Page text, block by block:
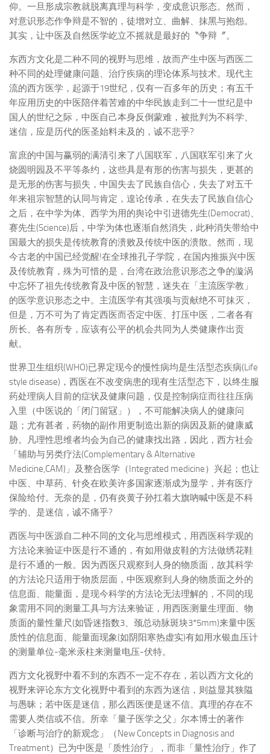
仰。一旦形成宗教就脱离真理与科学，变成意识形态。然而，
对意识形态作争辩是不智的，徒增对立、曲解、抹黑与抱怨。
其实，让中医及自然医学屹立不摇就是最好的〝争辩〞。
东西方文化是二种不同的视野与思维，故而产生中医与西医二
种不同的处理健康问题、治疗疾病的理论体系与技术。现代主
流的西方医学，起源于19世纪，仅有一百多年的历史；有五千
年应用历史的中医陪伴着苦难的中华民族走到二十一世纪是中
国人的世纪之际，中医自己本身反倒蒙难，被批判为不科学、
迷信，应是历代的医圣始料未及的，诚不悲乎?
富庶的中国与赢弱的满清引来了八国联军，八国联军引来了火
烧圆明园及不平等条约，这些具是有形的伤害与损失，更甚的
是无形的伤害与损失，中国失去了民族自信心，失去了对五千
年来祖宗智慧的认同与肯定，遑论传承，在失去了民族自信心
之后，在中学为体、西学为用的舆论中引进德先生(Democrat)、
赛先生(Science)后，中学为体也逐渐自然消失，此种消失带给中
国最大的损失是传统教育的溃败及传统中医的溃散。然而，现
今古老的中国已经觉醒!在全球推孔子学院，在国内推振兴中医
及传统教育，殊为可惜的是，台湾在政治意识形态之争的漩涡
中忘怀了祖先传统教育及中医的智慧，迷失在「主流医学教」
的医学意识形态之中。主流医学有其强项与贡献绝不可抹灭，
但是，万不可为了肯定西医而否定中医、打压中医，二者各有
所长、各有所专，应该有公平的机会共同为人类健康作出贡
献。
世界卫生组织(WHO)已界定现今的慢性病均是生活型态疾病(Life
style disease)，西医在不改变病患的现有生活型态下，以终生服
药处理病人目前的症状及健康问题，仅是控制病症而往往压病
入里（中医说的「闭门留冦」），不可能解决病人的健康问
题；尤有甚者，药物的副作用更制造出新的病因及新的健康威
胁。凡理性思维者均会为自己的健康找出路，因此，西方社会
「辅助与另类疗法(Complementary & Alternative
Medicine,CAM)」及整合医学（Integrated medicine）兴起；也让
中医、中草药、针灸在欧美许多国家逐渐成为显学，并有医疗
保险给付。无奈的是，仍有炎黄子孙扛着大旗吶喊中医是不科
学的、是迷信，诚不痛乎?
西医与中医源自二种不同的文化与思维模式，用西医科学观的
方法论来验证中医是行不通的，有如用做皮鞋的方法做绣花鞋
是行不通的一般。因为西医只观察到人身的物质面，故其科学
的方法论只适用于物质层面，中医观察到人身的物质面之外的
信息面、能量面，是现今科学的方法论无法理解的，不同的现
象需用不同的测量工具与方法来验证，用西医测量生理面、物
质面的量性量尺(如昏迷指数3、颈总动脉斑块3*5mm)来量中医
质性的信息面、能量面现象(如阴阳寒热虚实)有如用水银血压计
的测量单位-毫米汞柱来测量电压-伏特。
西方文化视野中看不到的东西不一定不存在，若以西方文化的
视野来评论东方文化视野中看到的东西为迷信，则益显其狭隘
与愚昧；若中医是迷信，那么西医便是迷不信。真理的存在不
需要人类信或不信。所幸「量子医学之父」尔本博士的著作
「诊断与治疗的新观念」（New Concepts in Diagnosis and
Treatment）已为中医是「质性治疗」，而非「量性治疗」作了